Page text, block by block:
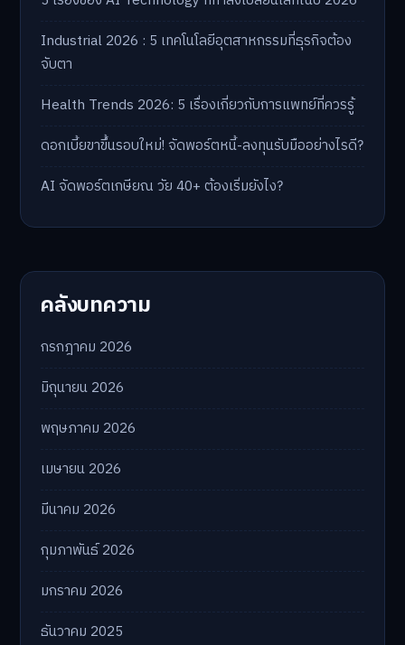
Industrial 2026 : 5 เทคโนโลยีอุตสาหกรรมที่ธุรกิจต้อง
จับตา
Health Trends 2026: 5 เรื่องเกี่ยวกับการแพทย์ที่ควรรู้
ดอกเบี้ยขาขึ้นรอบใหม่! จัดพอร์ตหนี้-ลงทุนรับมืออย่างไรดี?
AI จัดพอร์ตเกษียณ วัย 40+ ต้องเริ่มยังไง?
คลังบทความ
กรกฎาคม 2026
มิถุนายน 2026
พฤษภาคม 2026
เมษายน 2026
มีนาคม 2026
กุมภาพันธ์ 2026
มกราคม 2026
ธันวาคม 2025